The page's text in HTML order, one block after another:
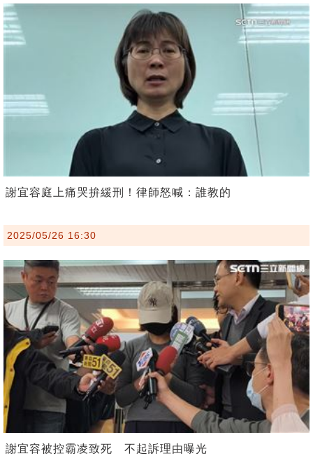
謝宜容庭上痛哭拚緩刑！律師怒喊：誰教的
2025/05/26 16:30
謝宜容被控霸凌致死 不起訴理由曝光